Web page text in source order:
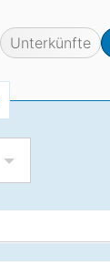
Unterkünfte